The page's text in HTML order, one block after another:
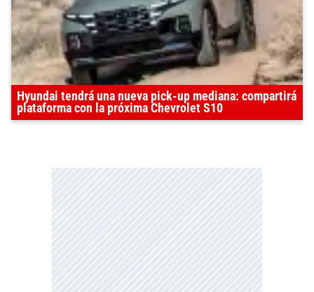
Hyundai tendrá una nueva pick-up mediana: compartirá
plataforma con la próxima Chevrolet S10